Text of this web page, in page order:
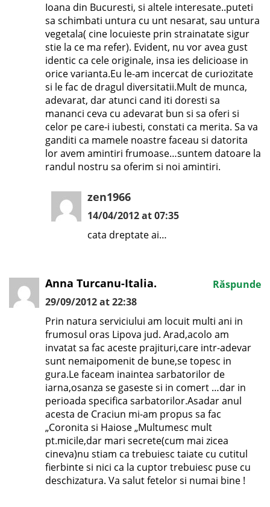
Ioana din Bucuresti, si altele interesate..puteti
sa schimbati untura cu unt nesarat, sau untura
vegetala( cine locuieste prin strainatate sigur
stie la ce ma refer). Evident, nu vor avea gust
identic ca cele originale, insa ies delicioase in
orice varianta.Eu le-am incercat de curiozitate
si le fac de dragul diversitatii.Mult de munca,
adevarat, dar atunci cand iti doresti sa
mananci ceva cu adevarat bun si sa oferi si
celor pe care-i iubesti, constati ca merita. Sa va
ganditi ca mamele noastre faceau si datorita
lor avem amintiri frumoase…suntem datoare la
randul nostru sa oferim si noi amintiri.
zen1966
14/04/2012 at 07:35
cata dreptate ai…
Anna Turcanu-Italia.
29/09/2012 at 22:38
Prin natura serviciului am locuit multi ani in
frumosul oras Lipova jud. Arad,acolo am
invatat sa fac aceste prajituri,care intr-adevar
sunt nemaipomenit de bune,se topesc in
gura.Le faceam inaintea sarbatorilor de
iarna,osanza se gaseste si in comert …dar in
perioada specifica sarbatorilor.Asadar anul
acesta de Craciun mi-am propus sa fac
„Coronita si Haiose „Multumesc mult
pt.micile,dar mari secrete(cum mai zicea
cineva)nu stiam ca trebuiesc taiate cu cutitul
fierbinte si nici ca la cuptor trebuiesc puse cu
deschizatura. Va salut fetelor si numai bine !
Răspunde